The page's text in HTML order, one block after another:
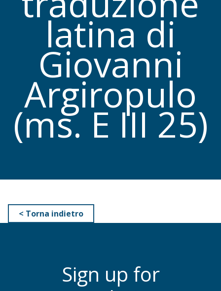
latina di
Giovanni
Argiropulo
(ms. E III 25)
< Torna indietro
Sign up for